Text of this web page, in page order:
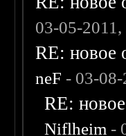
03-05-
RE: новое
neF - 03-
RE:
Niflheim -